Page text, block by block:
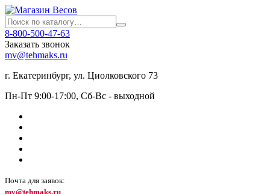
8-800-500-47-63
Заказать звонок
mv@tehmaks.ru
г. Екатеринбург, ул. Циолковского 73
Пн-Пт 9:00-17:00, Сб-Вс - выходной
Почта для заявок:
mv@tehmaks.ru